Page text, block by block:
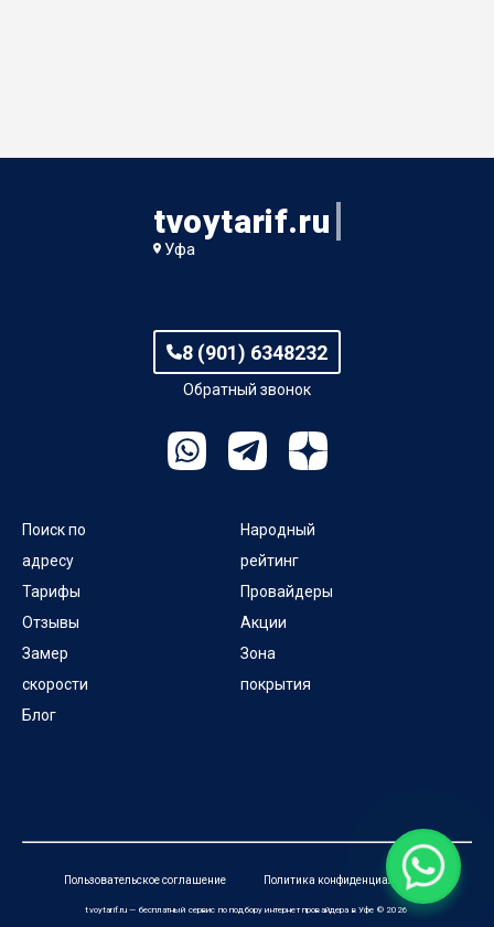
tvoytarif.ru
Уфа
8 (901) 6348232
Обратный звонок
Поиск по
адресу
Тарифы
Отзывы
Замер
скорости
Блог
Народный
рейтинг
Провайдеры
Акции
Зона
покрытия
Пользовательское соглашение Политика конфиденциальности
tvoytarif.ru — бесплатный сервис по подбору интернет провайдера в Уфе © 2026